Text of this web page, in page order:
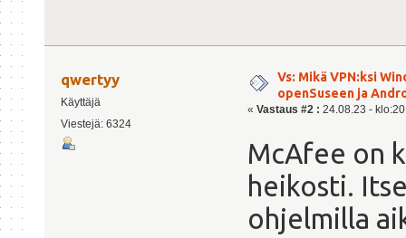
qwertyy
Käyttäjä
Viestejä: 6324
Vs: Mikä VPN:ksi
openSuseen ja
« Vastaus #2 : 24.08.23 -
McAfee on
heikosti.
ohjelmilla